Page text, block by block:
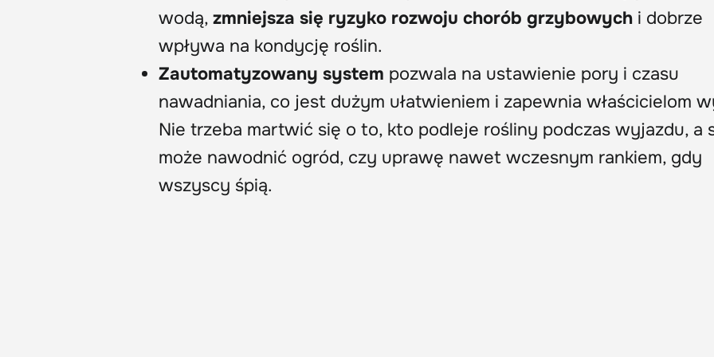
wodą, zmniejsza się ryzyko rozwoju chorób grzybowych i dobrze
wpływa na kondycję roślin.
Zautomatyzowany system pozwala na ustawienie pory i czasu
nawadniania, co jest dużym ułatwieniem i zapewnia właścicielom
Nie trzeba martwić się o to, kto podleje rośliny podczas wyjazdu, a
może nawodnić ogród, czy uprawę nawet wczesnym rankiem, gdy
wszyscy śpią.